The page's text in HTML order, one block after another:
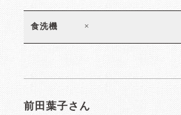
食洗機 ×
前田葉子さん